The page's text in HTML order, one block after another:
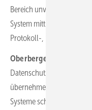
Bereich unverzichtbar.
System mittlerweile zum
Protokoll-, IT- und
Oberberger:
Datenschutz ein zentraler
übernehmen
Systeme schaffen